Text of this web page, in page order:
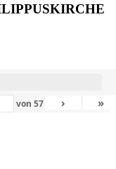
von57 › »